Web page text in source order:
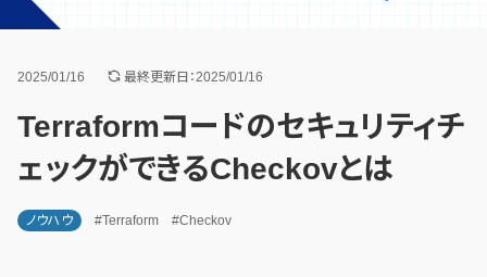
2025/01/16 最終更新日：2025/01/16
Terraformコードのセキュリティチ
ェックができるCheckovとは
ノウハウ #Terraform #Checkov